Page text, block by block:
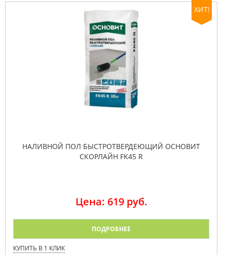
ХИТ!
НАЛИВНОЙ ПОЛ БЫСТРОТВЕРДЕЮЩИЙ ОСНОВИТ
СКОРЛАЙН FK45 R
Цена: 619 руб.
ПОДРОБНЕЕ
КУПИТЬ В 1 КЛИК